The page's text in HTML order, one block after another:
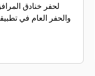
لحفر خنادق
والحفر العام في